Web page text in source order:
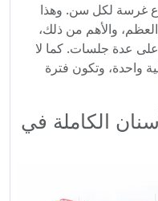
غرسة لكل سن. وهذا
والأهم من ذلك،
على عدة جلسات. كما لا
واحدة، وتكون فترة
الكاملة في